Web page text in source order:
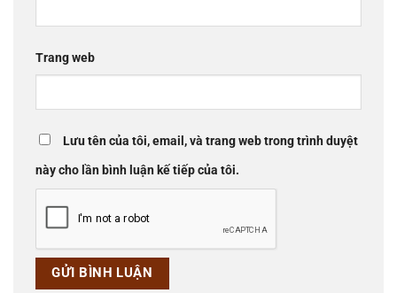
Trang web
Lưu tên của tôi, email, và trang web trong trình duyệt
này cho lần bình luận kế tiếp của tôi.